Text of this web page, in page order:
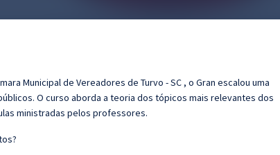
Municipal de Vereadores de Turvo - SC , o Gran escalou uma
O curso aborda a teoria dos tópicos mais relevantes dos
ministradas pelos professores.